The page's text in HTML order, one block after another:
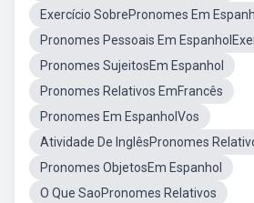
Exercício SobrePronomes Em
Pronomes Pessoais Em
Pronomes SujeitosEm Espanhol
Pronomes Relativos EmFrancês
Pronomes Em EspanholVos
Atividade De InglêsPronomes
Pronomes ObjetosEm Espanhol
O Que SaoPronomes Relativos